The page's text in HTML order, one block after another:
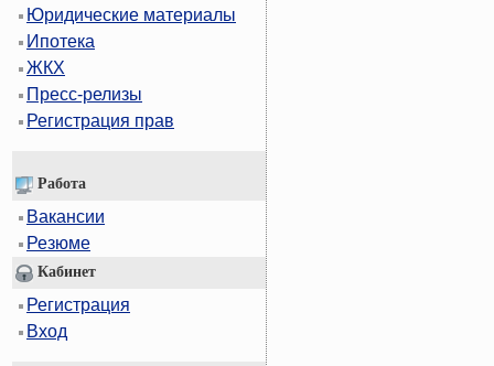
Юридические материалы
Ипотека
ЖКХ
Пресс-релизы
Регистрация прав
Работа
Вакансии
Резюме
Кабинет
Регистрация
Вход